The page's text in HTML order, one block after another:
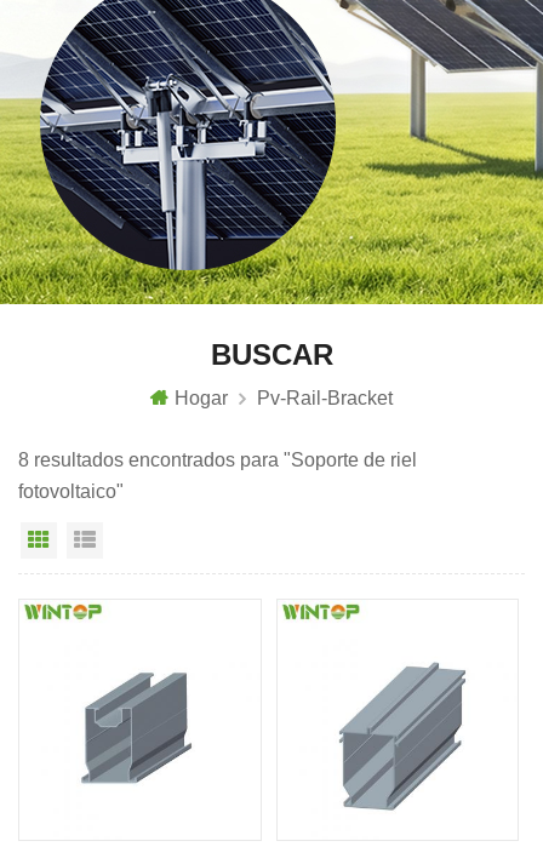
BUSCAR
Hogar Pv-Rail-Bracket
8 resultados encontrados para "Soporte de riel
fotovoltaico"
Vista en cuadrícula